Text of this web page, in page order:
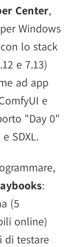
Center,
Windows
lo stack
e 7.13)
ad app
e
"Day 0"
SDXL.
:
(5
online)
di testare